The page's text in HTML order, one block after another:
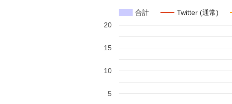
合計 Twitter (通常)
5
10
15
20